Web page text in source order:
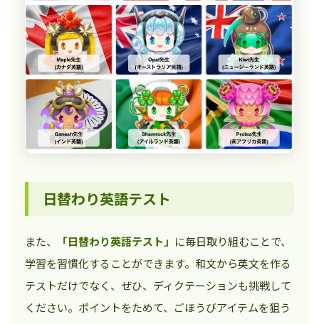
日替わり英語テスト
また、 「日替わり英語テスト」 に毎日取り組むことで、
学習を習慣化することができます。和文から英文を作る
テストだけでなく、ぜひ、ディクテーションも挑戦して
ください。ポイントをためて、ごほうびアイテムを狙う